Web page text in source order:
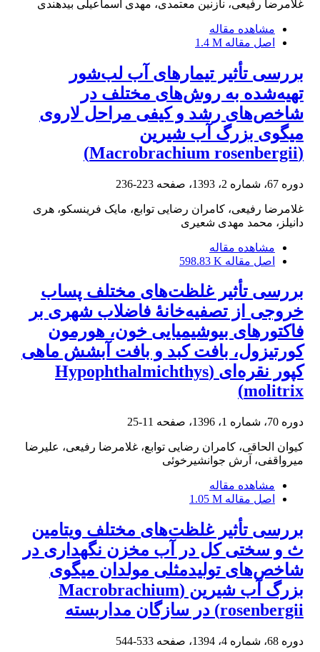
غلامرضا رفیعی، نازنین معتمدی، مهدی اسماعیلی بیدهندی
مشاهده مقاله
اصل مقاله 1.4 M
بررسی تأثیر تیمارهای آب لب‌شور
تهیه‌شده به روش‌های مختلف در
شاخص‌های رشد و کیفی مراحل لاروی
میگوی بزرگ آب شیرین
(Macrobrachium rosenbergii)
دوره 67، شماره 2، 1393، صفحه 223-236
غلامرضا رفیعی، کامران رضایی توابع، مایک فرینسکو، هری
دانیلز، محمد مهدی شعیری
مشاهده مقاله
اصل مقاله 598.83 K
بررسی تأثیر غلظت‌های مختلف پساب
خروجی از تصفیه‌خانۀ فاضلاب شهری بر
فاکتورهای بیوشیمیایی خون، هورمون
کورتیزول، بافت کبد و بافت آبشش ماهی
کپور نقره‌ای (Hypophthalmichthys
molitrix)
دوره 70، شماره 1، 1396، صفحه 11-25
کیوان الحاقی، کامران رضایی توابع، غلامرضا رفیعی، علیرضا
میرواقفی، آرش جوانشیرخوئی
مشاهده مقاله
اصل مقاله 1.05 M
بررسی تأثیر غلظت‌های مختلف ویتامین
ث و سختی کل در آب مخزن نگهداری در
شاخص‌های تولیدمثلی مولدان میگوی
بزرگ آب شیرین (Macrobrachium
rosenbergii) در سازگان مداربسته
دوره 68، شماره 4، 1394، صفحه 533-544